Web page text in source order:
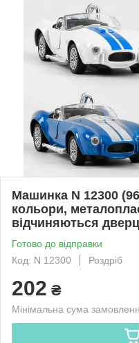
Машинка N 12300
кольори,
відчиняються
Готово до відправки
Код: N 12300
Роздріб
202 ₴
Мінімальна сума